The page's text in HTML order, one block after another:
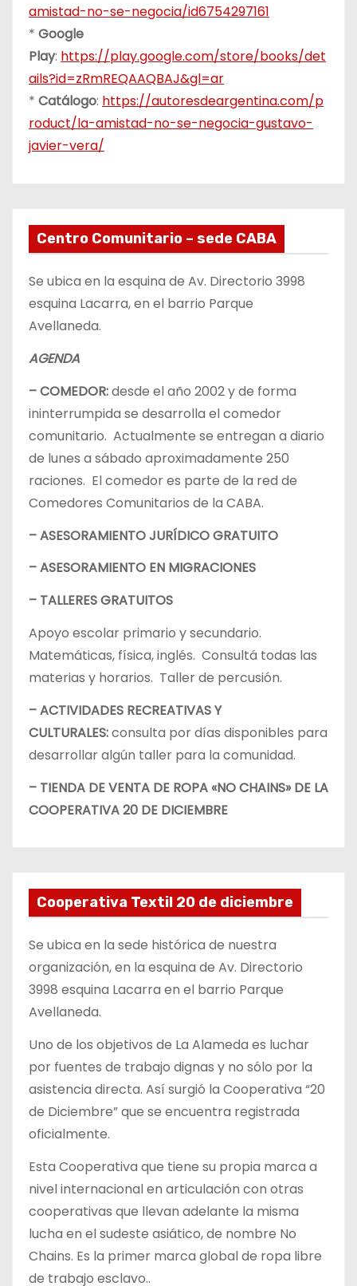
amistad-no-se-negocia/id6754297161
* Google
Play: https://play.google.com/store/books/det
ails?id=zRmREQAAQBAJ&gl=ar
* Catálogo: https://autoresdeargentina.com/p
roduct/la-amistad-no-se-negocia-gustavo-
javier-vera/
Centro Comunitario – sede CABA
Se ubica en la esquina de Av. Directorio 3998
esquina Lacarra, en el barrio Parque
Avellaneda.
AGENDA
– COMEDOR:desde el año 2002 y de forma
ininterrumpida se desarrolla el comedor
comunitario. Actualmente se entregan a diario
de lunes a sábado aproximadamente 250
raciones. El comedor es parte de la red de
Comedores Comunitarios de la CABA.
– ASESORAMIENTO JURÍDICO GRATUITO
– ASESORAMIENTO EN MIGRACIONES
– TALLERES GRATUITOS
Apoyo escolar primario y secundario.
Matemáticas, física, inglés. Consultá todas las
materias y horarios. Taller de percusión.
– ACTIVIDADES RECREATIVAS Y
CULTURALES:consulta por días disponibles para
desarrollar algún taller para la comunidad.
– TIENDA DE VENTA DE ROPA «NO CHAINS» DE LA
COOPERATIVA 20 DE DICIEMBRE
Cooperativa Textil 20 de diciembre
Se ubica en la sede histórica de nuestra
organización, en la esquina de Av. Directorio
3998 esquina Lacarra en el barrio Parque
Avellaneda.
Uno de los objetivos de La Alameda es luchar
por fuentes de trabajo dignas y no sólo por la
asistencia directa. Así surgió la Cooperativa “20
de Diciembre” que se encuentra registrada
oficialmente.
Esta Cooperativa que tiene su propia marca a
nivel internacional en articulación con otras
cooperativas que llevan adelante la misma
lucha en el sudeste asiático, de nombre No
Chains. Es la primer marca global de ropa libre
de trabajo esclavo..